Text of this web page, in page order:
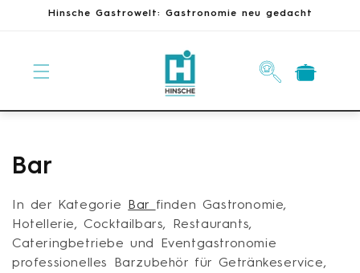
zumHinsche Gastrowelt: Gastronomie neu gedacht
Warenkorb
K
a
t
e
Bar
In der Kategorie Bar finden Gastronomie,
Hotellerie, Cocktailbars, Restaurants,
Cateringbetriebe und Eventgastronomie
professionelles Barzubehör für Getränkeservice,